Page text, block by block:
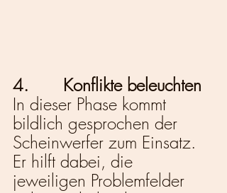
4.       Konflikte beleuchten
In dieser Phase kommt
bildlich gesprochen der
Scheinwerfer zum Einsatz.
Er hilft dabei, die
jeweiligen Problemfelder